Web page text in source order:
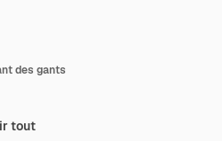
des gants
tout